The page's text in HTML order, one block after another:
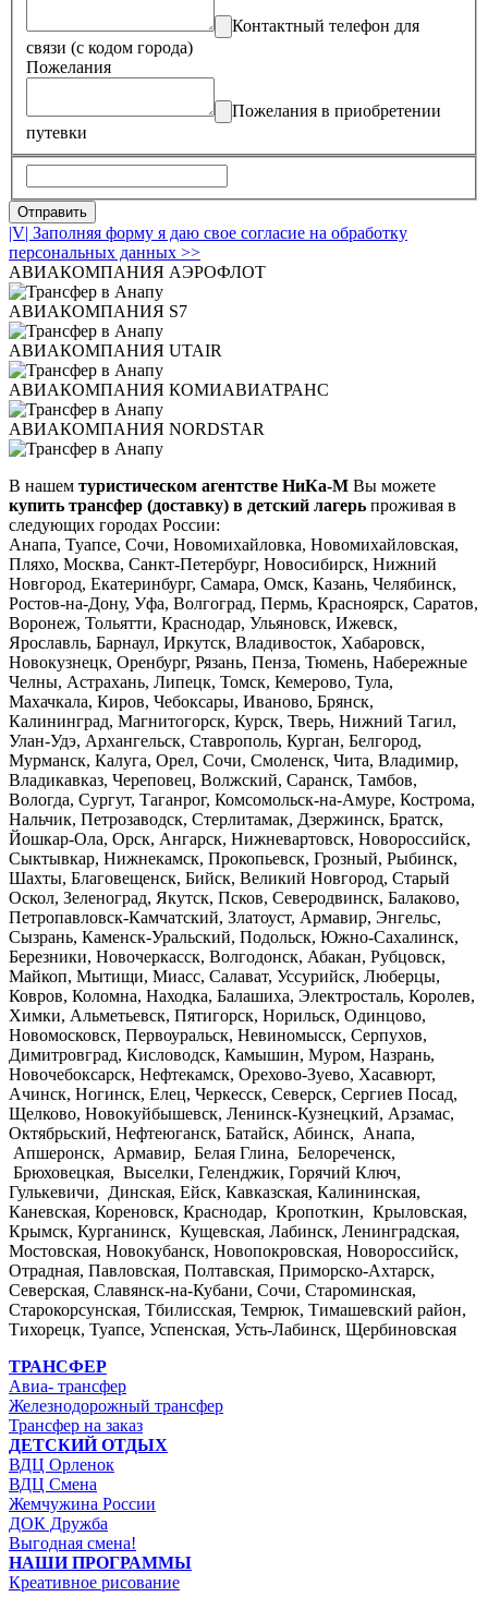
Контактный телефон для
связи (с кодом города)
Пожелания
Пожелания в приобретении
путевки
|V| Заполняя форму я даю свое согласие на обработку
персональных данных >>
АВИАКОМПАНИЯ АЭРОФЛОТ
АВИАКОМПАНИЯ S7
АВИАКОМПАНИЯ UTAIR
АВИАКОМПАНИЯ КОМИАВИАТРАНС
АВИАКОМПАНИЯ NORDSTAR
В нашем туристическом агентстве НиКа-М Вы можете
купить трансфер (доставку) в детский лагерь проживая в
следующих городах России:
Анапа, Туапсе, Сочи, Новомихайловка, Новомихайловская,
Пляхо, Москва, Санкт-Петербург, Новосибирск, Нижний
Новгород, Екатеринбург, Самара, Омск, Казань, Челябинск,
Ростов-на-Дону, Уфа, Волгоград, Пермь, Красноярск, Саратов,
Воронеж, Тольятти, Краснодар, Ульяновск, Ижевск,
Ярославль, Барнаул, Иркутск, Владивосток, Хабаровск,
Новокузнецк, Оренбург, Рязань, Пенза, Тюмень, Набережные
Челны, Астрахань, Липецк, Томск, Кемерово, Тула,
Махачкала, Киров, Чебоксары, Иваново, Брянск,
Калининград, Магнитогорск, Курск, Тверь, Нижний Тагил,
Улан-Удэ, Архангельск, Ставрополь, Курган, Белгород,
Мурманск, Калуга, Орел, Сочи, Смоленск, Чита, Владимир,
Владикавказ, Череповец, Волжский, Саранск, Тамбов,
Вологда, Сургут, Таганрог, Комсомольск-на-Амуре, Кострома,
Нальчик, Петрозаводск, Стерлитамак, Дзержинск, Братск,
Йошкар-Ола, Орск, Ангарск, Нижневартовск, Новороссийск,
Сыктывкар, Нижнекамск, Прокопьевск, Грозный, Рыбинск,
Шахты, Благовещенск, Бийск, Великий Новгород, Старый
Оскол, Зеленоград, Якутск, Псков, Северодвинск, Балаково,
Петропавловск-Камчатский, Златоуст, Армавир, Энгельс,
Сызрань, Каменск-Уральский, Подольск, Южно-Сахалинск,
Березники, Новочеркасск, Волгодонск, Абакан, Рубцовск,
Майкоп, Мытищи, Миасс, Салават, Уссурийск, Люберцы,
Ковров, Коломна, Находка, Балашиха, Электросталь, Королев,
Химки, Альметьевск, Пятигорск, Норильск, Одинцово,
Новомосковск, Первоуральск, Невиномысск, Серпухов,
Димитровград, Кисловодск, Камышин, Муром, Назрань,
Новочебоксарск, Нефтекамск, Орехово-Зуево, Хасавюрт,
Ачинск, Ногинск, Елец, Черкесск, Северск, Сергиев Посад,
Щелково, Новокуйбышевск, Ленинск-Кузнецкий, Арзамас,
Октябрьский, Нефтеюганск, Батайск, Абинск, Анапа,
Апшеронск, Армавир, Белая Глина, Белореченск,
Брюховецкая, Выселки, Геленджик, Горячий Ключ,
Гулькевичи, Динская, Ейск, Кавказская, Калининская,
Каневская, Кореновск, Краснодар, Кропоткин, Крыловская,
Крымск, Курганинск, Кущевская, Лабинск, Ленинградская,
Мостовская, Новокубанск, Новопокровская, Новороссийск,
Отрадная, Павловская, Полтавская, Приморско-Ахтарск,
Северская, Славянск-на-Кубани, Сочи, Староминская,
Старокорсунская, Тбилисская, Темрюк, Тимашевский район,
Тихорецк, Туапсе, Успенская, Усть-Лабинск, Щербиновская
ТРАНСФЕР
Авиа- трансфер
Железнодорожный трансфер
Трансфер на заказ
ДЕТСКИЙ ОТДЫХ
ВДЦ Орленок
ВДЦ Смена
Жемчужина России
ДОК Дружба
Выгодная смена!
НАШИ ПРОГРАММЫ
Креативное рисование